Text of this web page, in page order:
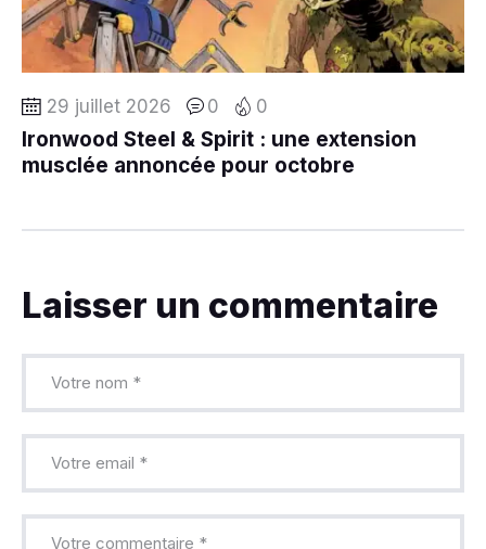
29 juillet 2026 0 0
Ironwood Steel & Spirit : une extension
musclée annoncée pour octobre
Laisser un commentaire